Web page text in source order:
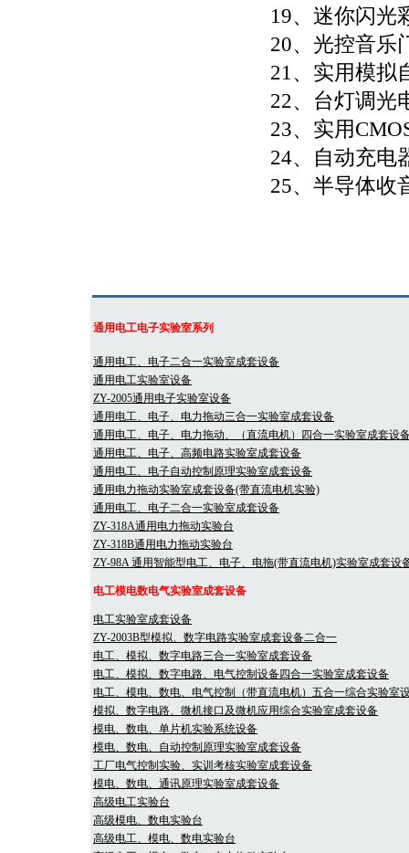
19、迷你闪光
20、光控音乐
21、实用模拟
22、台灯调光
23、实用
24、自动充电
25、半导体收
通用电工电子实验室系列
通用电工、电子二合一实验室成套设备
通用电工实验室设备
ZY-2005通用电子实验室设备
通用电工、电子、电力拖动三合一实验室成套设备
通用电工、电子、电力拖动、（直流电机）四合一实验室成套设
通用电工、电子、高频电路实验室成套设备
通用电工、电子自动控制原理实验室成套设备
通用电力拖动实验室成套设备(带直流电机实验)
通用电工、电子二合一实验室成套设备
ZY-318A通用电力拖动实验台
ZY-318B通用电力拖动实验台
ZY-98A 通用智能型电工、电子、电拖(带直流电机)实验室成套设
电工模电数电气实验室成套设备
电工实验室成套设备
ZY-2003B型模拟、数字电路实验室成套设备二合一
电工、模拟、数字电路三合一实验室成套设备
电工、模拟、数字电路、电气控制设备四合一实验室成套设备
电工、模电、数电、电气控制（带直流电机）五合一综合实验室
模拟、数字电路、微机接口及微机应用综合实验室成套设备
模电、数电、单片机实验系统设备
模电、数电、自动控制原理实验室成套设备
工厂电气控制实验、实训考核实验室成套设备
模电、数电、通讯原理实验室成套设备
高级电工实验台
高级模电、数电实验台
高级电工、模电、数电实验台